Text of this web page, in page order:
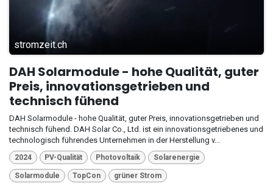
stromzeit.ch
DAH Solarmodule - hohe Qualität, guter
Preis, innovationsgetrieben und
technisch fühend
DAH Solarmodule - hohe Qualität, guter Preis, innovationsgetrieben und
technisch fühend. DAH Solar Co., Ltd. ist ein innovationsgetriebenes und
technologisch führendes Unternehmen in der Herstellung v...
2024 PV-Qualität Photovoltaik Solarenergie
Solarmodule TopCon
grüner Strom